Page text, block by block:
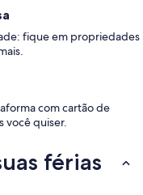
fique em propriedades
com cartão de
você quiser.
férias